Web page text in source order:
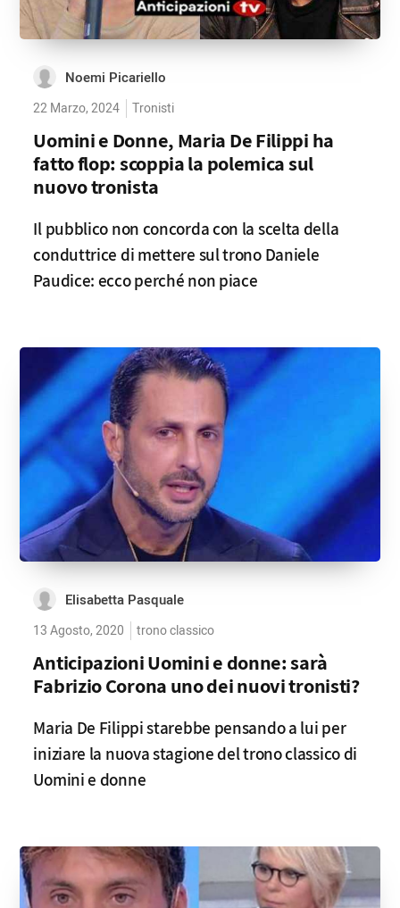
Noemi Picariello
22 Marzo, 2024 Tronisti
Uomini e Donne, Maria De Filippi ha
fatto flop: scoppia la polemica sul
nuovo tronista
Il pubblico non concorda con la scelta della
conduttrice di mettere sul trono Daniele
Paudice: ecco perché non piace
Elisabetta Pasquale
13 Agosto, 2020 trono classico
Anticipazioni Uomini e donne: sarà
Fabrizio Corona uno dei nuovi tronisti?
Maria De Filippi starebbe pensando a lui per
iniziare la nuova stagione del trono classico di
Uomini e donne